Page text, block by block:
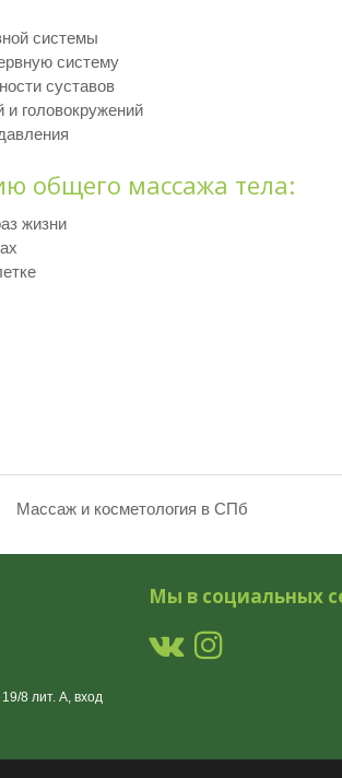
системы
систему
суставов
и головокружений
общего массажа тела:
жизни
Массаж и косметология в СПб
8 лит. А, вход
Мы в социальных